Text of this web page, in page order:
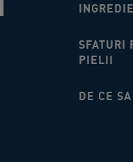
SFATURI
PIELII
DE CE